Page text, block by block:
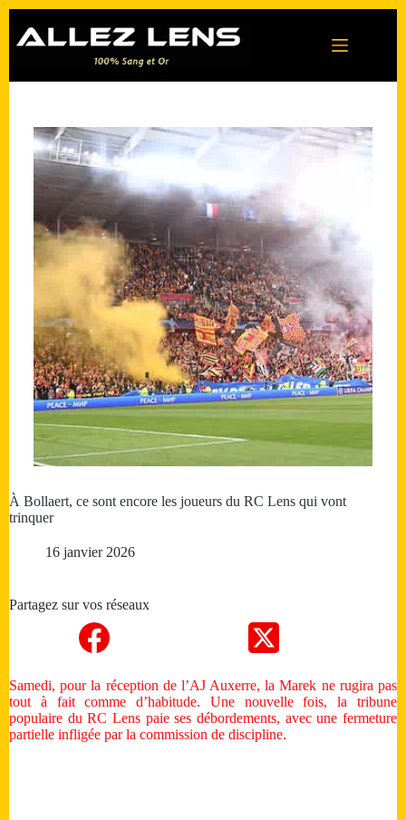
contenu
À Bollaert, ce sont encore les joueurs du RC Lens qui vont
trinquer
16 janvier 2026
Partagez sur vos réseaux
Samedi, pour la réception de l’AJ Auxerre, la Marek ne rugira pas
tout à fait comme d’habitude. Une nouvelle fois, la tribune
populaire du RC Lens paie ses débordements, avec une fermeture
partielle infligée par la commission de discipline.